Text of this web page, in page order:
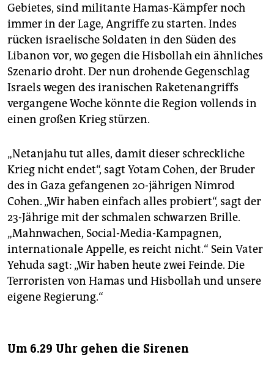
Gebietes, sind militante Hamas-Kämpfer noch
immer in der Lage, Angriffe zu starten. Indes
rücken israelische Soldaten in den Süden des
Libanon vor, wo gegen die Hisbollah ein ähnliches
Szenario droht. Der nun drohende Gegenschlag
Israels wegen des iranischen Raketenangriffs
vergangene Woche könnte die Region vollends in
einen großen Krieg stürzen.
„Netanjahu tut alles, damit dieser schreckliche
Krieg nicht endet“, sagt Yotam Cohen, der Bruder
des in Gaza gefangenen 20-jährigen Nimrod
Cohen. „Wir haben einfach alles probiert“, sagt der
23-Jährige mit der schmalen schwarzen Brille.
„Mahnwachen, Social-Media-Kampagnen,
internationale Appelle, es reicht nicht.“ Sein Vater
Yehuda sagt: „Wir haben heute zwei Feinde. Die
Terroristen von Hamas und Hisbollah und unsere
eigene Regierung.“
Um 6.29 Uhr gehen die Sirenen